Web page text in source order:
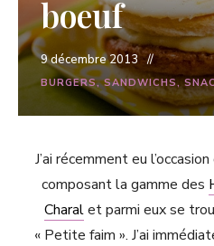
boeuf
9 décembre 2013
BURGERS, SANDWICHS,
J’ai récemment eu
composant la gamme des
Charalet parmi eux se
« Petite faim ». J’ai